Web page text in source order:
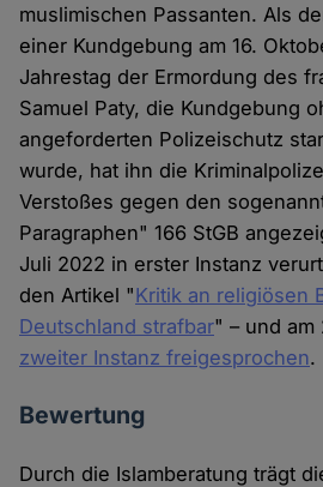
muslimischen Passanten. Als
einer Kundgebung am 16.
Jahrestag der Ermordung des
Samuel Paty, die Kundgebung
angeforderten Polizeischutz
wurde, hat ihn die
Verstoßes gegen den
Paragraphen" 166 StGB
Juli 2022 in erster Instanz
den Artikel "Kritik an religiösen
Deutschland strafbar" – und am
zweiter Instanz freigesprochen.
Bewertung
Durch die Islamberatung trägt